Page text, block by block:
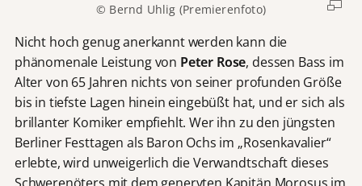
© Bernd Uhlig (Premierenfoto)
Nicht hoch genug anerkannt werden kann die
phänomenale Leistung von Peter Rose, dessen Bass im
Alter von 65 Jahren nichts von seiner profunden Größe
bis in tiefste Lagen hinein eingebüßt hat, und er sich als
brillanter Komiker empfiehlt. Wer ihn zu den jüngsten
Berliner Festtagen als Baron Ochs im „Rosenkavalier“
erlebte, wird unweigerlich die Verwandtschaft dieses